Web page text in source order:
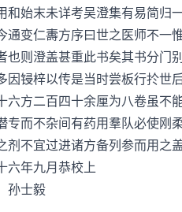
始末未详考吴澄集有易简归
变仁夀方序曰世之医师不
则澄盖甚重此书矣其书分
锓梓以传是当时尝板行扵
方二百四十余厘为八卷虽
而不杂间有药用羣队必使
不宜过进诸方备列参而用
六年九月恭校上
孙士毅